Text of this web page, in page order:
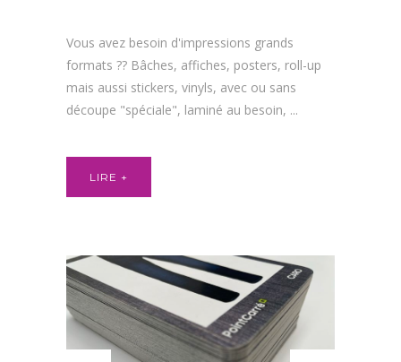
Vous avez besoin d'impressions grands
formats ?? Bâches, affiches, posters, roll-up
mais aussi stickers, vinyls, avec ou sans
découpe "spéciale", laminé au besoin, ...
LIRE +